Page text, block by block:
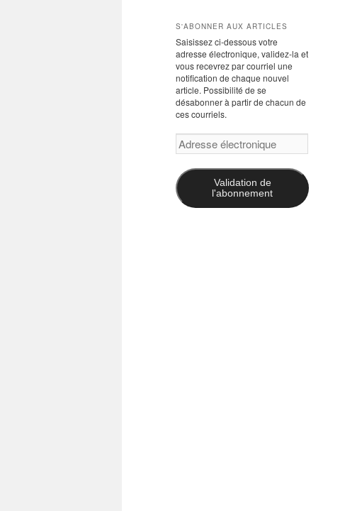
catégories
S'ABONNER AUX ARTICLES
Saisissez ci-dessous votre
adresse électronique, validez-la et
vous recevrez par courriel une
notification de chaque nouvel
article. Possibilité de se
désabonner à partir de chacun de
ces courriels.
Adresse
électronique
Validation de
l'abonnement